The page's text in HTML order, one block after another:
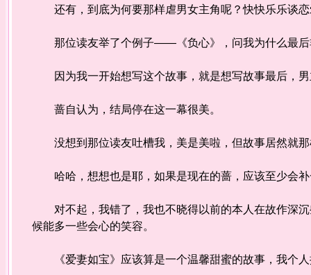
还有，到底为何要那样虐男女主角呢？快快乐乐谈恋
那位读友举了个例子——《负心》，问我为什么最后
因为我一开始想写这个故事，就是想写故事最后，男
蔷自认为，结局停在这一幕很美。
没想到那位读友吐槽我，美是美啦，但故事居然就那
哈哈，想想也是耶，如果是现在的蔷，应该至少会补
对不起，我错了，我也不晓得以前的本人在故作深沉
候能多一些会心的笑容。
《爱妻如宝》应该算是一个温馨甜蜜的故事，我个人